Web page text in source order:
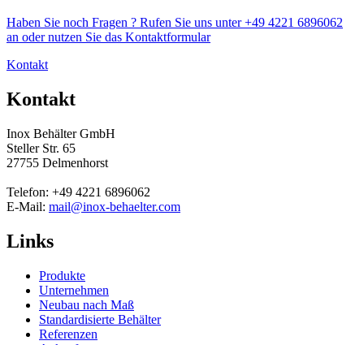
Haben Sie noch Fragen ? Rufen Sie uns unter +49 4221 6896062
an oder nutzen Sie das Kontaktformular
Kontakt
Kontakt
Inox Behälter GmbH
Steller Str. 65
27755 Delmenhorst
Telefon: +49 4221 6896062
E-Mail: mail@inox-behaelter.com
Links
Produkte
Unternehmen
Neubau nach Maß
Standardisierte Behälter
Referenzen